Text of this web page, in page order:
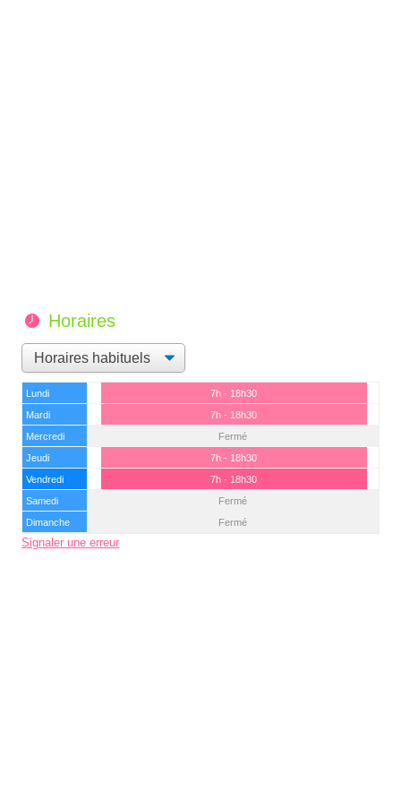
Horaires
Lundi
7h - 18h30
Mardi
7h - 18h30
Mercredi
Fermé
Jeudi
7h - 18h30
Vendredi
7h - 18h30
Samedi
Fermé
Dimanche
Fermé
Signaler une erreur